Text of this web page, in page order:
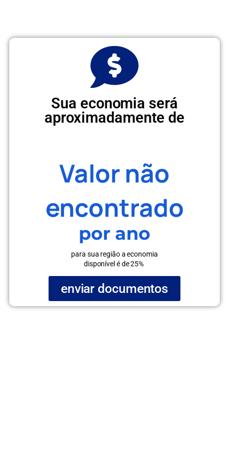
Sua economia será
aproximadamente de
Valor não
encontrado
por ano
para sua região a economia
disponível é de 25%
enviar documentos